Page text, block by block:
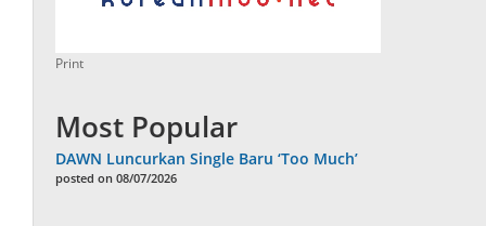
Print
Most Popular
DAWN Luncurkan Single Baru ‘Too Much’
posted on 08/07/2026